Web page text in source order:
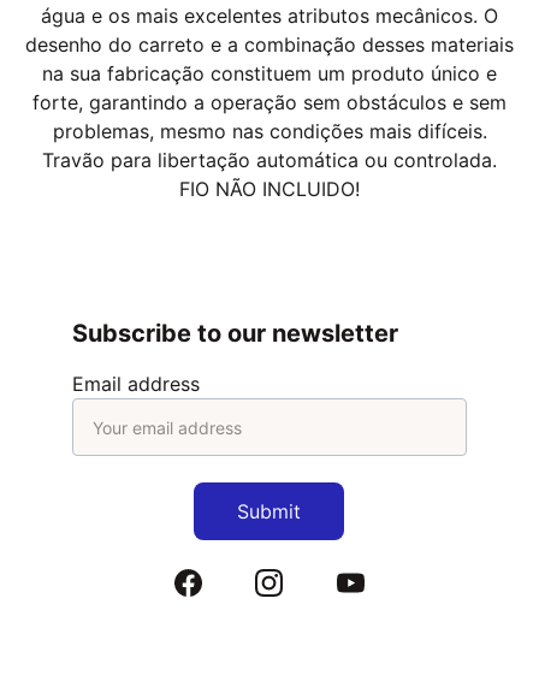
água e os mais excelentes atributos mecânicos. O
desenho do carreto e a combinação desses materiais
na sua fabricação constituem um produto único e
forte, garantindo a operação sem obstáculos e sem
problemas, mesmo nas condições mais difíceis.
Travão para libertação automática ou controlada.
FIO NÃO INCLUIDO!
Email address
Submit
Subscribe to our newsletter